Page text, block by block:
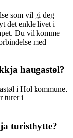
som vil gi deg
det enkle livet i
Du vil komme
med
haugastøl?
i Hol kommune,
turer i
turisthytte?